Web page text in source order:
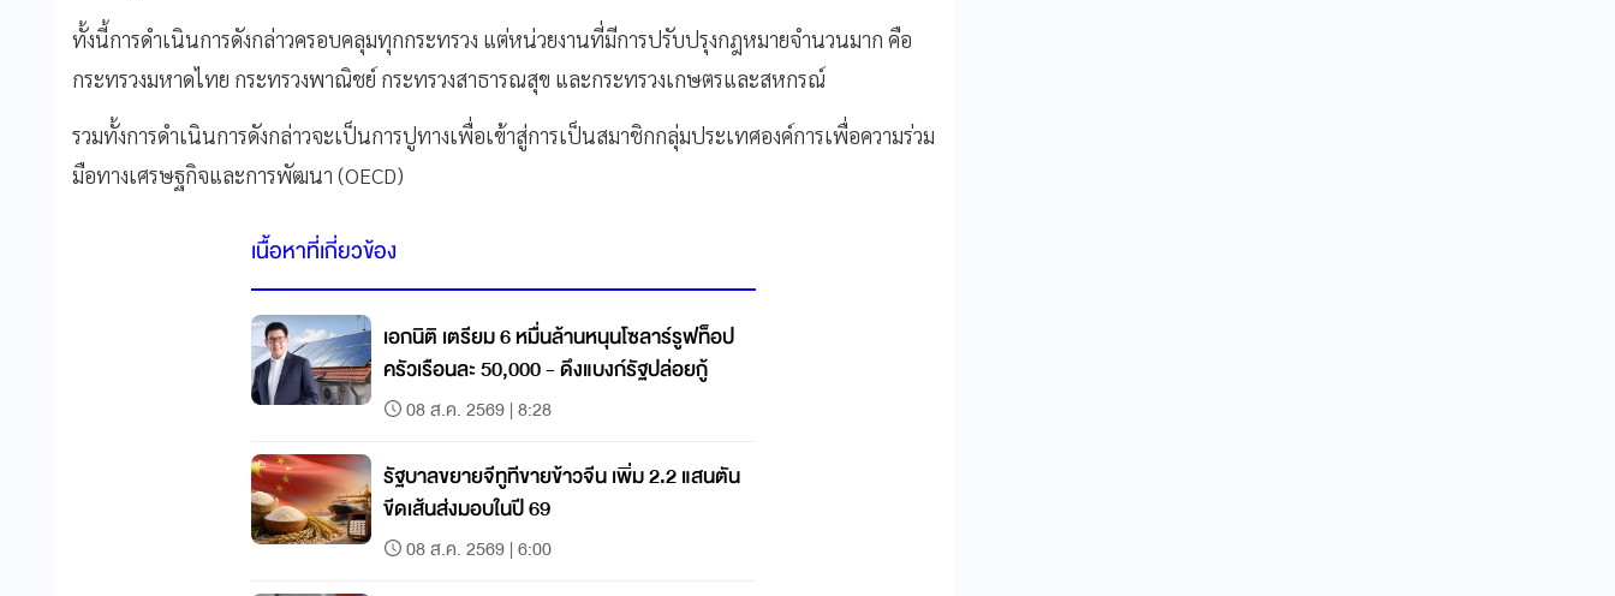
ทั้งนี้การดำเนินการดังกล่าวครอบคลุมทุกกระทรวง แต่หน่วยงานที่มีการปรับปรุงกฎหมายจำนวนมาก คือ
กระทรวงมหาดไทย กระทรวงพาณิชย์ กระทรวงสาธารณสุข และกระทรวงเกษตรและสหกรณ์
รวมทั้งการดำเนินการดังกล่าวจะเป็นการปูทางเพื่อเข้าสู่การเป็นสมาชิกกลุ่มประเทศองค์การเพื่อความร่วม
มือทางเศรษฐกิจและการพัฒนา (OECD)
เนื้อหาที่เกี่ยวข้อง
เอกนิติ เตรียม 6 หมื่นล้านหนุนโซลาร์รูฟท็อป
ครัวเรือนละ 50,000 - ดึงแบงก์รัฐปล่อยกู้
08 ส.ค. 2569 | 8:28
รัฐบาลขยายจีทูทีขายข้าวจีน เพิ่ม 2.2 แสนตัน
ขีดเส้นส่งมอบในปี 69
08 ส.ค. 2569 | 6:00